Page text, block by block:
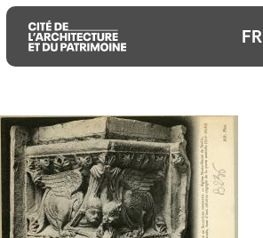
Aller
au
contenu
principal
Aller
au
menu
principal
Aller
la
recherche
FR